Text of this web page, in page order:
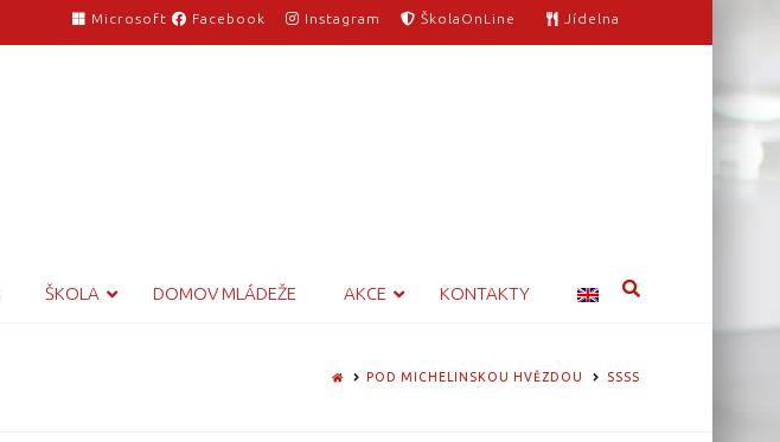
Microsoft Facebook Instagram ŠkolaOnLine Jídelna
ŠKOLA DOMOV MLÁDEŽE AKCE KONTAKTY
HOMEPOD MICHELINSKOU HVĚZDOU SSSS